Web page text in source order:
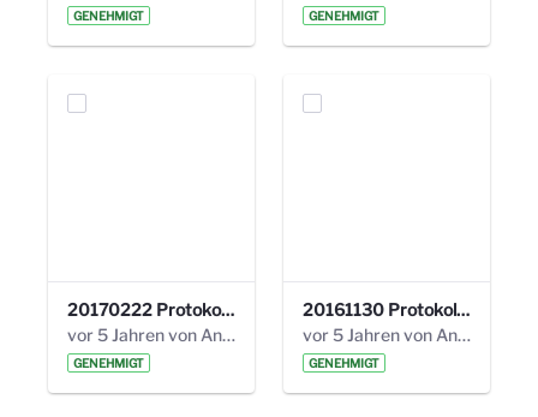
GENEHMIGT GENEHMIGT
20170222 Protokoll 19. Steuerungskreis.pdf
vor 5 Jahren von Anni Schlumberger
GENEHMIGT
20161130 Protokoll 18. Steuerungskreis.pdf
vor 5 Jahren von Anni Schlumberger
GENEHMIGT